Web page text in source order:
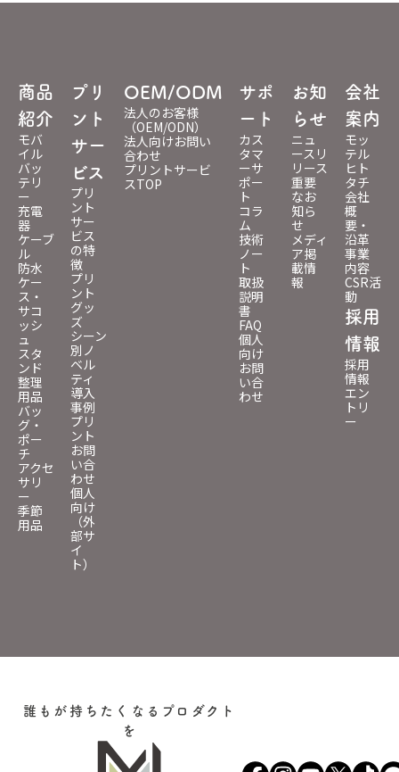
商品
紹介
モバ
イル
バッ
テリ
ー
充電
器
ケーブ
ル
防水
ケー
ス・
サコ
ッシ
ュ
スタ
ンド
整理
用品
バッ
グ・
ポー
チ
アクセ
サリ
ー
季節
用品
プリ
ント
サー
ビス
プリ
ント
サー
ビス
の特
徴
プリ
ント
グッ
ズ
シーン
別ノ
ベル
ティ
導入
事例
プリ
ント
お問
い合
わせ
個人
向け
（外
部サ
イ
ト）
OEM/ODM
法人のお客様
（OEM/ODN）
法人向けお問い
合わせ
プリントサービ
スTOP
サポ
ート
カス
タマ
ーサ
ポー
ト
コラ
ム
技術
ノー
ト
取扱
説明
書
FAQ
個人
向け
お問
い合
わせ
お知
らせ
ニュ
ースリ
リース
重要
なお
知ら
せ
メディ
ア掲
載情
報
会社
案内
モッ
テル
ヒト
タチ
会社
概
要・
沿革
事業
内容
CSR活
動
採用
情報
採用
情報
エン
トリ
ー
誰もが持ちたくなるプロダクト
を